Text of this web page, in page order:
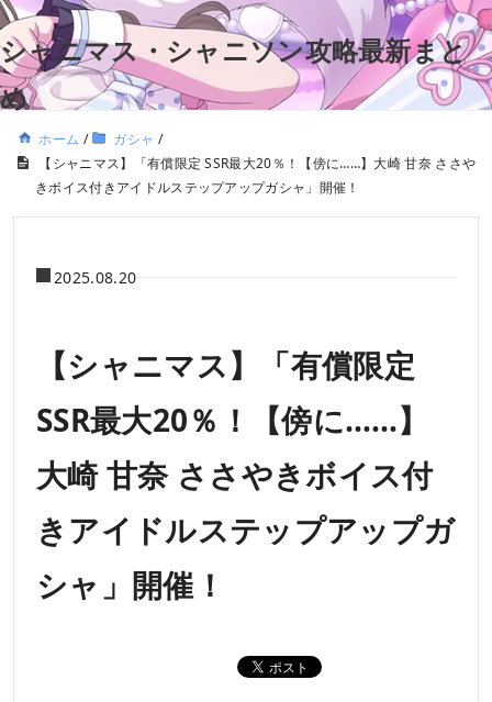
シャニマス・シャニソン攻略最新まと
め
ホーム / ガシャ /
【シャニマス】「有償限定 SSR最大20％！【傍に……】大崎 甘奈 ささや
きボイス付きアイドルステップアップガシャ」開催！
2025.08.20
【シャニマス】「有償限定
SSR最大20％！【傍に……】
大崎 甘奈 ささやきボイス付
きアイドルステップアップガ
シャ」開催！